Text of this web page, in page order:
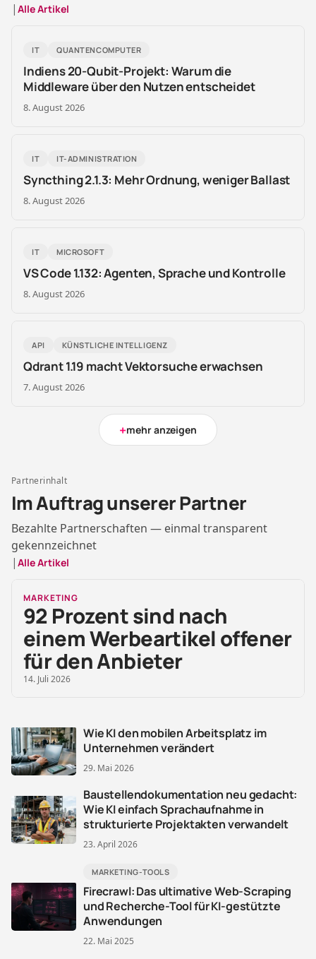
| Alle Artikel
IT QUANTENCOMPUTER
Indiens 20-Qubit-Projekt: Warum die
Middleware über den Nutzen entscheidet
8. August 2026
IT IT-ADMINISTRATION
Syncthing 2.1.3: Mehr Ordnung, weniger Ballast
8. August 2026
IT MICROSOFT
VS Code 1.132: Agenten, Sprache und Kontrolle
8. August 2026
API KÜNSTLICHE INTELLIGENZ
Qdrant 1.19 macht Vektorsuche erwachsen
7. August 2026
+mehr anzeigen
Partnerinhalt
Im Auftrag unserer Partner
Bezahlte Partnerschaften — einmal transparent
gekennzeichnet
| Alle Artikel
MARKETING
92 Prozent sind nach
einem Werbeartikel offener
für den Anbieter
14. Juli 2026
Wie KI den mobilen Arbeitsplatz im
Unternehmen verändert
29. Mai 2026
Baustellendokumentation neu gedacht:
Wie KI einfach Sprachaufnahme in
strukturierte Projektakten verwandelt
23. April 2026
MARKETING-TOOLS
Firecrawl: Das ultimative Web-Scraping
und Recherche-Tool für KI-gestützte
Anwendungen
22. Mai 2025